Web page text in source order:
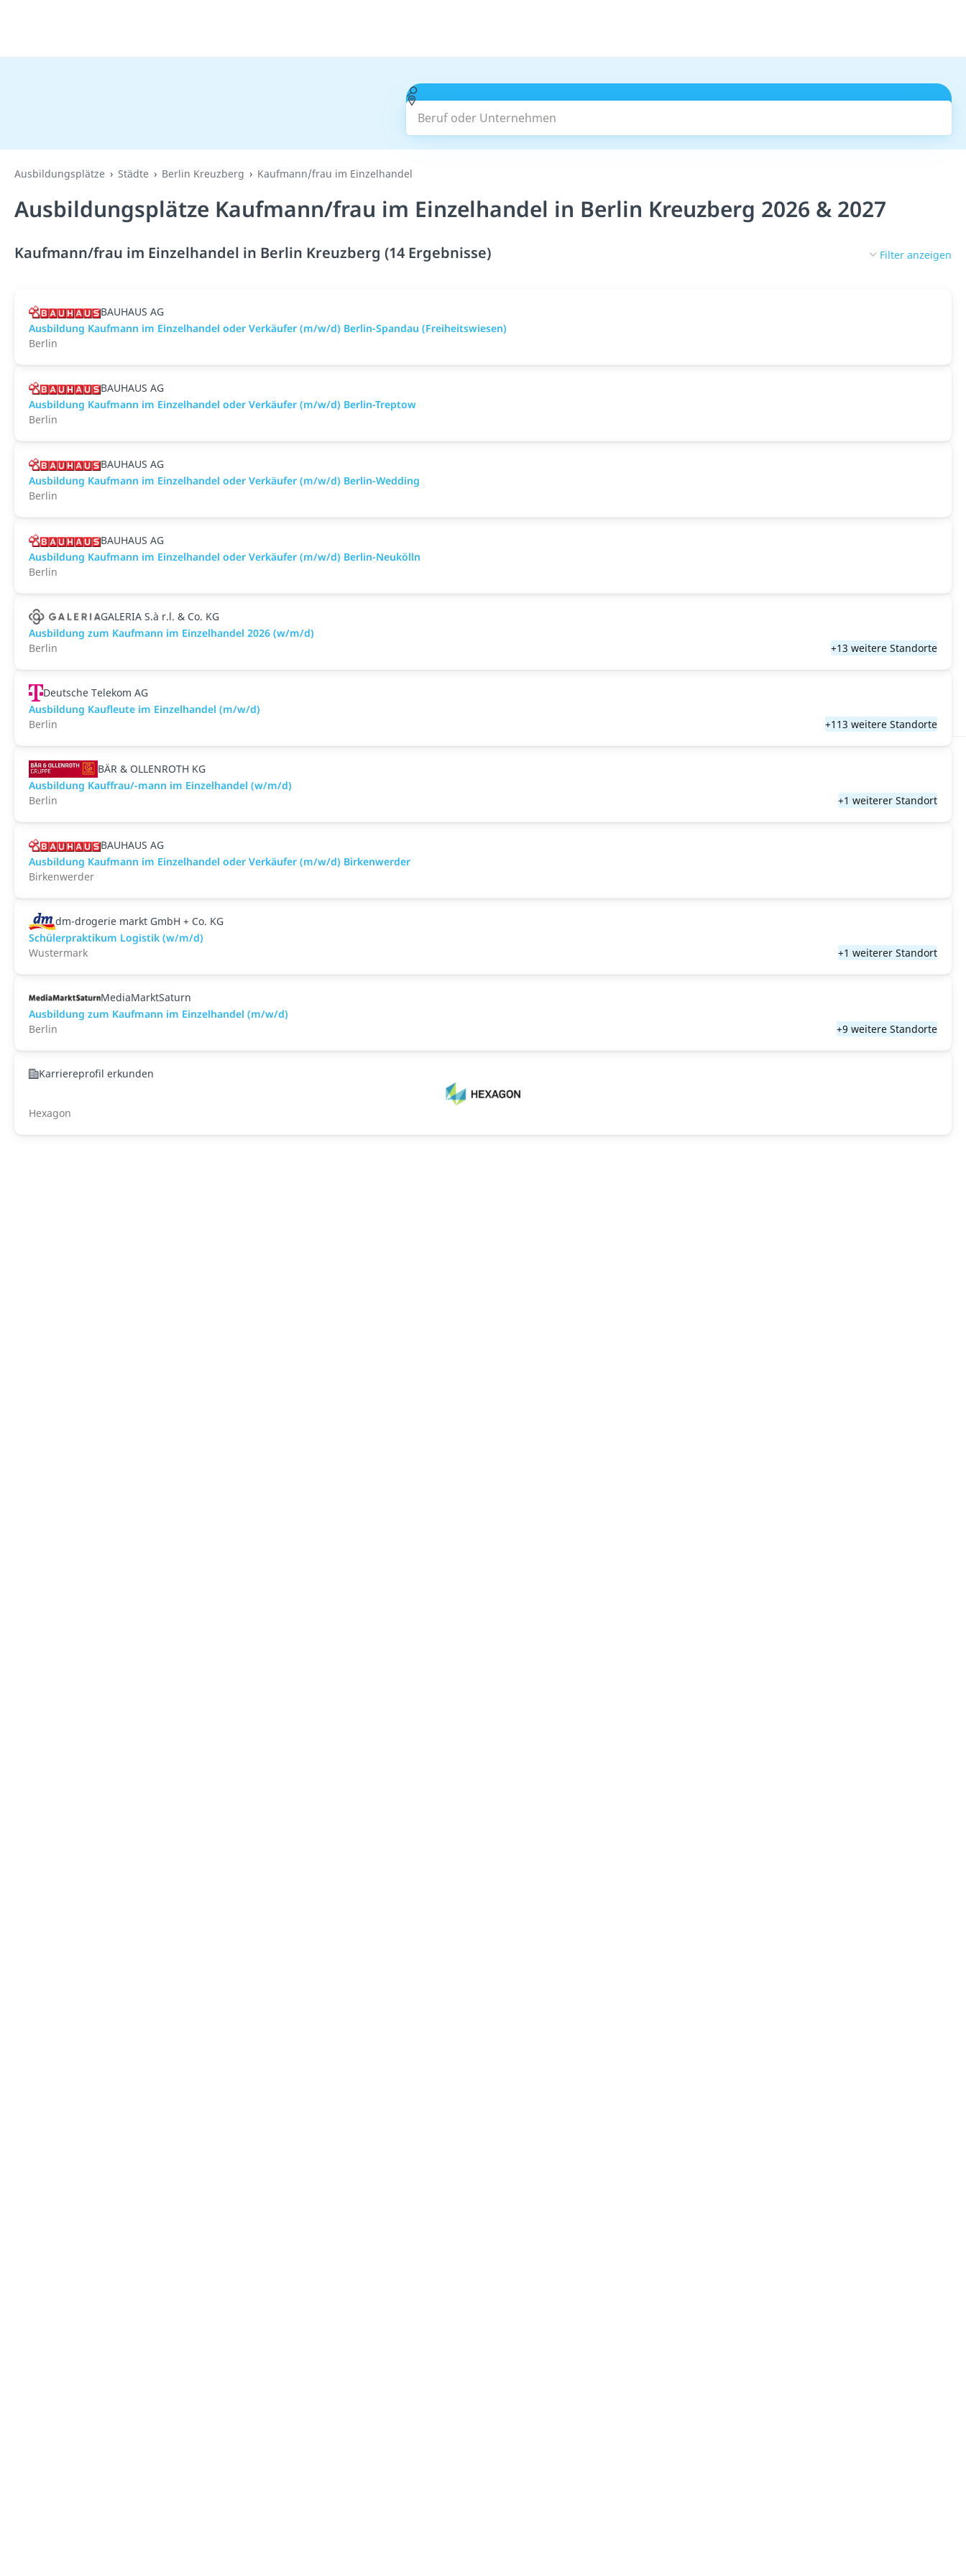
Beruf oder Unternehmen
Ausbildungsplätze Städte Berlin Kreuzberg Kaufmann/frau im Einzelhandel
Ausbildungsplätze Kaufmann/frau im Einzelhandel in Berlin Kreuzberg 2026 & 2027
Kaufmann/frau im Einzelhandel in Berlin Kreuzberg (14 Ergebnisse) Filter anzeigen
BAUHAUS AG
Ausbildung Kaufmann im Einzelhandel oder Verkäufer (m/w/d) Berlin-Spandau (Freiheitswiesen)
Berlin
BAUHAUS AG
Ausbildung Kaufmann im Einzelhandel oder Verkäufer (m/w/d) Berlin-Treptow
Berlin
BAUHAUS AG
Ausbildung Kaufmann im Einzelhandel oder Verkäufer (m/w/d) Berlin-Wedding
Berlin
BAUHAUS AG
Ausbildung Kaufmann im Einzelhandel oder Verkäufer (m/w/d) Berlin-Neukölln
Berlin
GALERIA S.à r.l. & Co. KG
Ausbildung zum Kaufmann im Einzelhandel 2026 (w/m/d)
Berlin
+13 weitere Standorte
Deutsche Telekom AG
Ausbildung Kaufleute im Einzelhandel (m/w/d)
Berlin
+113 weitere Standorte
BÄR & OLLENROTH KG
Ausbildung Kauffrau/-mann im Einzelhandel (w/m/d)
Berlin
+1 weiterer Standort
BAUHAUS AG
Ausbildung Kaufmann im Einzelhandel oder Verkäufer (m/w/d) Birkenwerder
Birkenwerder
dm-drogerie markt GmbH + Co. KG
Schülerpraktikum Logistik (w/m/d)
Wustermark
+1 weiterer Standort
MediaMarktSaturn
Ausbildung zum Kaufmann im Einzelhandel (m/w/d)
Berlin
+9 weitere Standorte
Karriereprofil erkunden
Hexagon